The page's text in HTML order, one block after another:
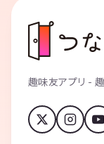
趣味友アプリ -